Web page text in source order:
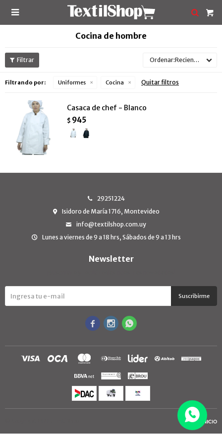

Cocina de hombre
Recientes
Filtrando por: Uniformes Cocina Quitar filtros
Casaca de chef - Blanco
$ 945
29251224
Isidoro de María 1716, Montevideo
info@textilshop.com.uy
Lunes a viernes de 9 a 18 hrs, Sábados de 9 a 13 hrs
Newsletter
Suscribirme
  